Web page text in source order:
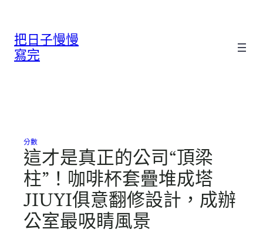
把日子慢慢
寫完
分數
這才是真正的公司“頂梁
柱”！咖啡杯套疊堆成塔
JIUYI俱意翻修設計，成辦
公室最吸睛風景